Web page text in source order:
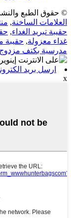
© حقوق الطبع والنشر - 2010-2021: جميع الحقوق
العلامات الساخنة,
حقيبة تبريد الغداء,
غداء معزولة, حقيبة
مدرسية بكتف مزدوج
ارسل بريد
x